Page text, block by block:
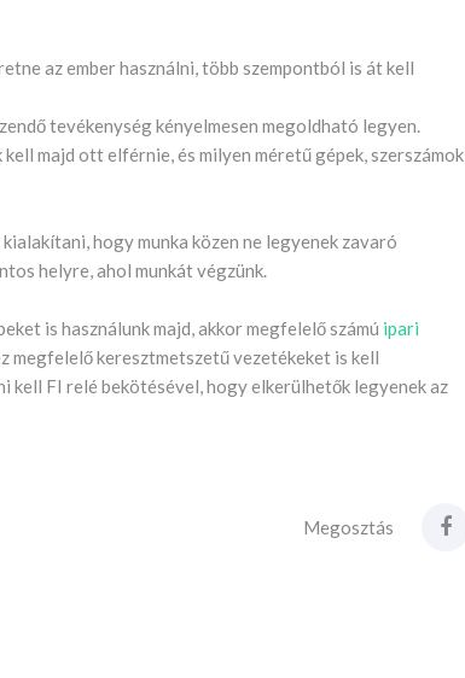
az ember használni, több szempontból is át kell
tevékenység kényelmesen megoldható legyen.
majd ott elférnie, és milyen méretű gépek, szerszámok
hogy munka közen ne legyenek zavaró
helyre, ahol munkát végzünk.
is használunk majd, akkor megfelelő számú ipari
megfelelő keresztmetszetű vezetékeket is kell
kell FI relé bekötésével, hogy elkerülhetők legyenek az
Megosztás